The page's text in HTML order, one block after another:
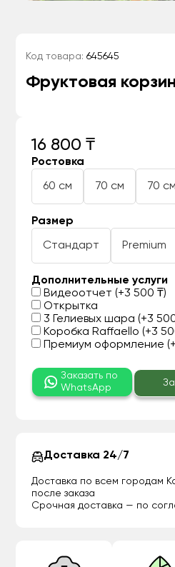
Код товара: 645645
Фруктовая
16 800 ₸
Ростовка
60 см 70 см 70 см
Размер
Стандарт Premium
Дополнительные услуги
Видеоотчет (+3 500 ₸)
Открытка
3 Гелиевых шара (+3
Коробка Raffaello (+3
Премиум оформление
Заказать по
WhatsApp
Доставка 24/7
Доставка по всем городам
после заказа
Срочная доставка — по